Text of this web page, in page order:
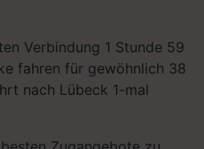
Verbindung 1 Stunde 59
fahren für gewöhnlich 38
nach Lübeck 1-mal